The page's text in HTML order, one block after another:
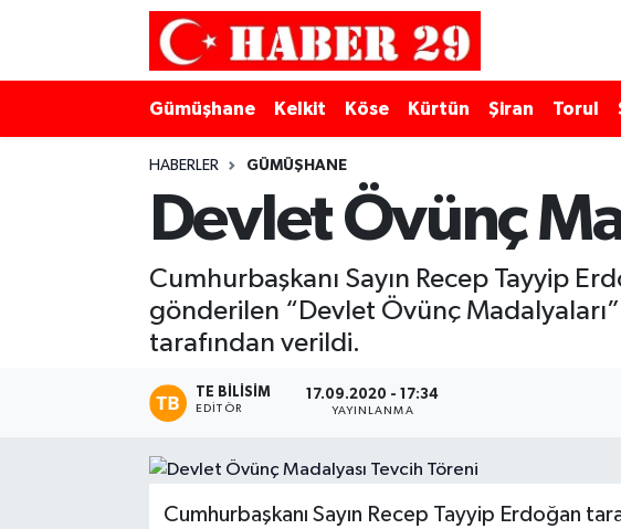
Gümüşhane Kelkit Köse Kürtün Şiran Torul
HABERLER GÜMÜŞHANE
Devlet Övünç
Cumhurbaşkanı Sayın Recep Tayyip
gönderilen “Devlet Övünç
tarafından verildi.
TE BILISIM
EDITÖR
17.09.2020 - 17:34
YAYINLANMA
Cumhurbaşkanı Sayın Recep Tayyip Erdoğan
Merkez Hava Durumu
Merkez Trafik Yoğunluk Haritası
Süper Lig Puan Durumu ve Fikstür
Son Dakika Haberleri